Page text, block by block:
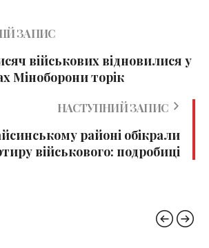
ЗАПИС
військових відновилися у
Міноборони торік
НАСТУПНИЙ ЗАПИС
районі обікрали
військового: подробиці